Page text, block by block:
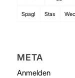
Spagl Stas
META
Anmelden